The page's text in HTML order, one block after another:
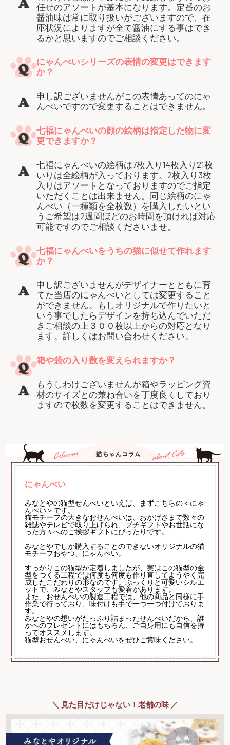
任せのアソートが基本になります。定番のお
醤油味は常に取り扱いがございますので、在
庫状況によりますが全て醤油にする事はでき
るかと思いますのでご相談ください。
にゃんべいシリーズの表情の変更はできます
か？
申し訳ございませんがこの表情あってのにゃ
んべいですので変更することはできません。
七福にゃんべいの顔の絵柄は指定した物に変
更できますか？
七福にゃんべいの絵柄は7枚入り14枚入り21枚
いりは全絵柄が入っております。2枚入り3枚
入りはアソートとなっておりますのでご指定
いただくことは出来ません。同じ絵柄のにゃ
んべい（一種類を全枚数）を購入したいとい
うご希望は2週間ほどのお時間を頂ければ対応
可能ですのでご相談くださいませ。
七福にゃんべいをうちの猫に似せて作れます
か？
申し訳ございませんがデザイナーとともに育
てた当店のにゃんべいとしては変更すること
ができません。もしオリジナルで作りたいと
いう事でしたらデザインを持ち込んでいただ
きご相談の上３００枚以上からの対応となり
ます。詳しくはお問い合わせください。
箱や袋の入り数を変えられますか？
もうしわけございませんが箱やラッピング資
材のサイズとの兼ね合いを丁度良くしており
ますので枚数を変更することはできません。
にゃんべい
みなとやの猫型せんべいといえば、まずこちらの＜にゃ
んべい＞です。
猫モチーフの大きなおせんべいは、おかげさまで数々の
雑誌やテレビで取り上げられ、プチギフトやお世話にな
った方々へのご挨拶ギフトにぴったりです。
みなとやでしか購入することのできないオリジナルの猫
モチーフおやつ、にゃんべい。
すっかりこの猫型が定着しましたが、実はこの猫型の金
型をつくる工程では何度も何度も作り直してようやく完
成したこだわりの形なのです。ぷっくりと可愛いシルエ
ットで、みなとやスタッフも愛着があります。
また、おせんべいの製造工程では、他の商品と同様に手
作業で行っており、味付けも手で一つ一つ付けておりま
す。
みなとやの想いがたっぷり詰まったせんべいだから、誰
かへのプレゼントにはもちろん、ご自身用にも自信を持
ってオススメします。
猫型おせんべい、にゃんべいをぜひご賞味ください。
＼ 見た目だけじゃない！老舗の味 ／